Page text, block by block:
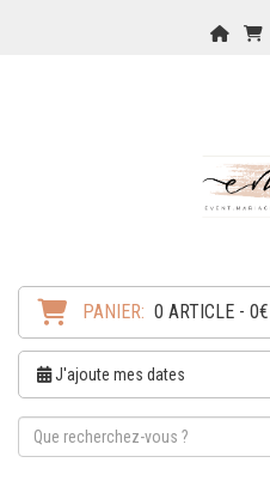
Home
PANIER: 0 ARTICLE - 0€
J'ajoute mes dates